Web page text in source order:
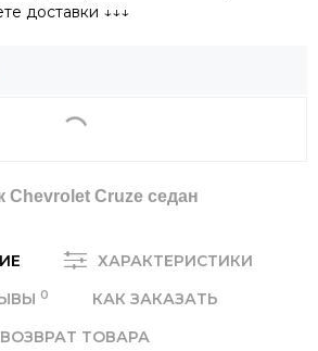
доставки ↓↓↓
Chevrolet Cruze седан
ХАРАКТЕРИСТИКИ
0
КАК ЗАКАЗАТЬ
ВОЗВРАТ ТОВАРА